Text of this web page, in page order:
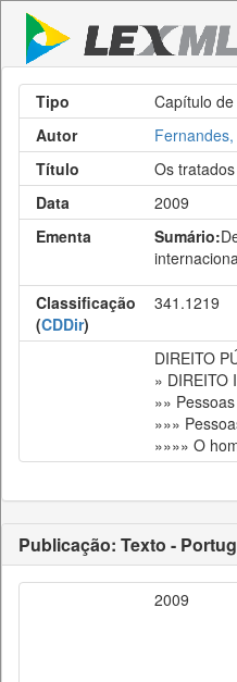
Tipo
Capítulo
Autor
Título
Os
Data
2009
Ementa
Sumário:
Classificação
(CDDir)
341.1219
DIREITO
» DIREITO
»»
»»»
»»»» O
Publicação: Texto -
2009